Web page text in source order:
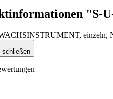
"S-
einzeln,
schließen